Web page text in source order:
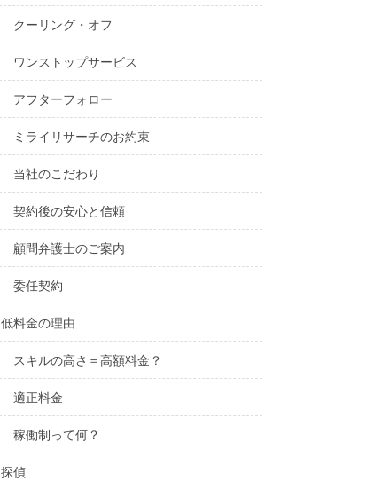
クーリング・オフ
ワンストップサービス
アフターフォロー
ミライリサーチのお約束
当社のこだわり
契約後の安心と信頼
顧問弁護士のご案内
委任契約
低料金の理由
スキルの高さ＝高額料金？
適正料金
稼働制って何？
探偵